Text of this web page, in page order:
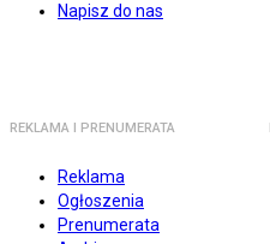
Napisz do nas
REKLAMA I PRENUMERATA
Reklama
Ogłoszenia
Prenumerata